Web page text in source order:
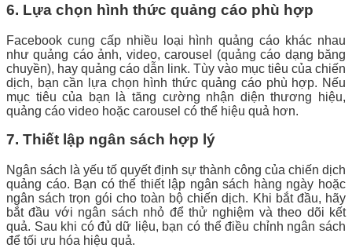
6. Lựa chọn hình thức quảng cáo phù hợp
Facebook cung cấp nhiều loại hình quảng cáo khác nhau
như quảng cáo ảnh, video, carousel (quảng cáo dạng băng
chuyền), hay quảng cáo dẫn link. Tùy vào mục tiêu của chiến
dịch, bạn cần lựa chọn hình thức quảng cáo phù hợp. Nếu
mục tiêu của bạn là tăng cường nhận diện thương hiệu,
quảng cáo video hoặc carousel có thể hiệu quả hơn.
7. Thiết lập ngân sách hợp lý
Ngân sách là yếu tố quyết định sự thành công của chiến dịch
quảng cáo. Bạn có thể thiết lập ngân sách hàng ngày hoặc
ngân sách trọn gói cho toàn bộ chiến dịch. Khi bắt đầu, hãy
bắt đầu với ngân sách nhỏ để thử nghiệm và theo dõi kết
quả. Sau khi có đủ dữ liệu, bạn có thể điều chỉnh ngân sách
để tối ưu hóa hiệu quả.